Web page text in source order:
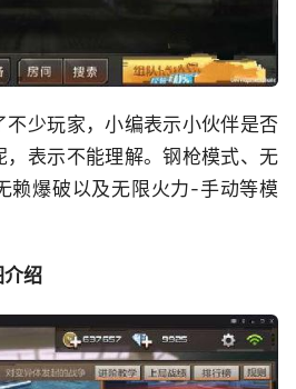
少玩家，小编表示小伙伴是否
，表示不能理解。钢枪模式、无
赖爆破以及无限火力-手动等模
介绍